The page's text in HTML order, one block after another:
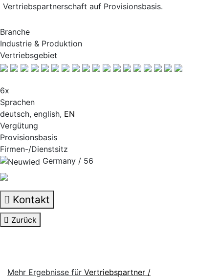
Vertriebspartnerschaft auf Provisionsbasis.
Branche
Industrie & Produktion
Vertriebsgebiet
6x
Sprachen
deutsch, english, EN
Vergütung
Provisionsbasis
Firmen-/Dienstsitz
Germany / 56
Kontakt
Zurück
Mehr Ergebnisse für Vertriebspartner /